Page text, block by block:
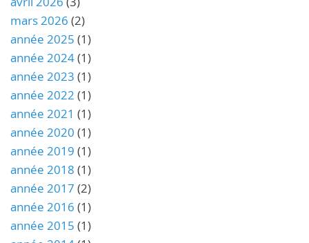
mars 2026 (2)
année 2025 (1)
année 2024(1)
année 2023 (1)
année 2022 (1)
année 2021 (1)
année 2020 (1)
année 2019 (1)
année 2018 (1)
année 2017 (2)
année 2016 (1)
année 2015 (1)